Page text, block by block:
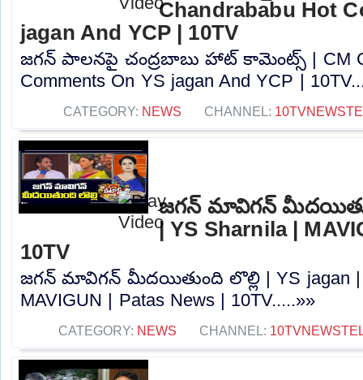
Chandrababu Hot
jagan And YCP | 10TV
జగన్ పాలనపై చంద్రబాబు హాట్ కామెంట్స్ | CM
Comments On YS jagan And YCP |
CATEGORY: NEWS CHANNEL:
జగన్ మావిగన్
| YS Sharnila |
10TV
జగన్ మావిగన్ మీదయితుంది లొల్లి | YS jagan |
MAVIGUN | Patas News | 10TV.....»»
CATEGORY: NEWS CHANNEL: